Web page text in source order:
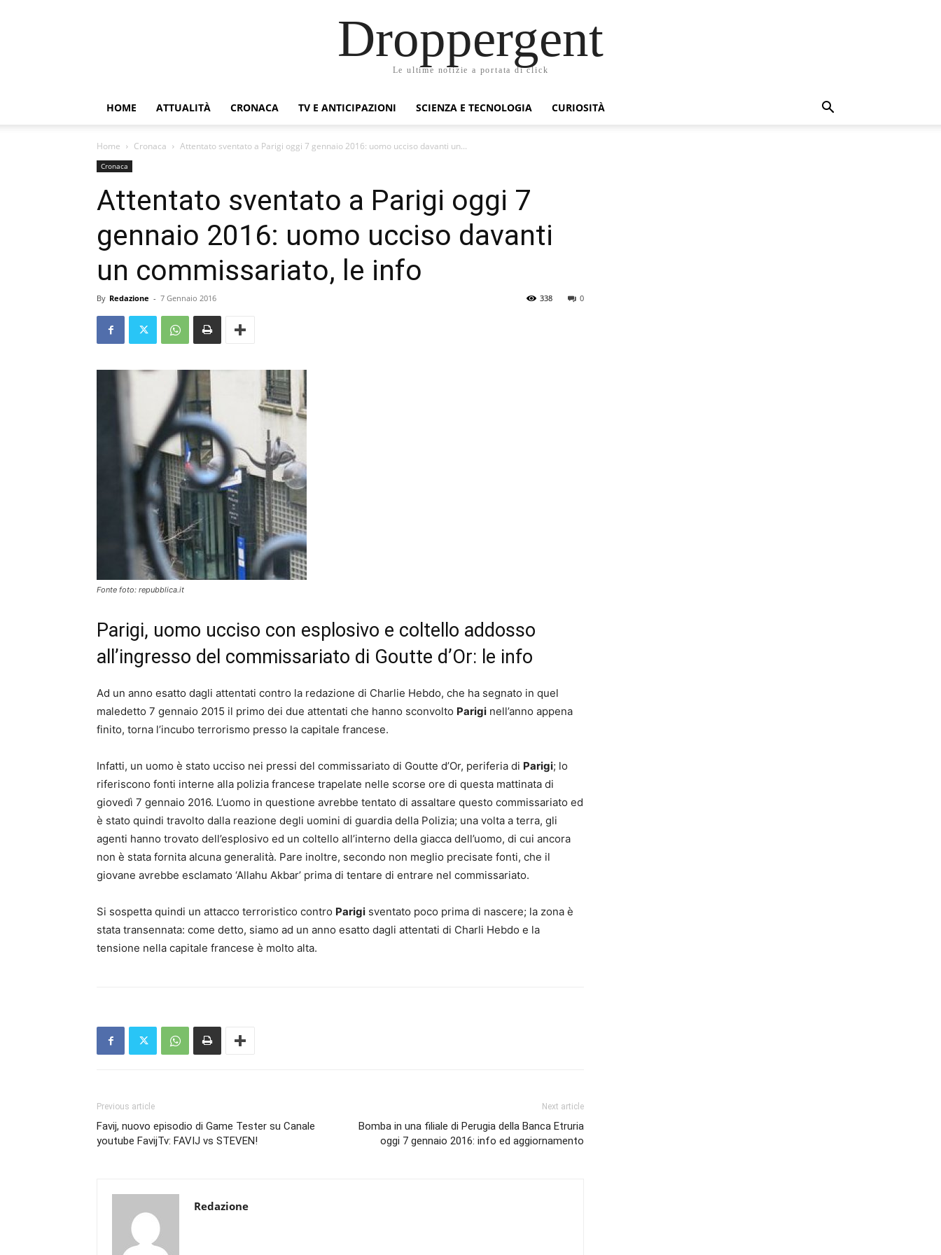
Droppergent
Le ultime notizie a portata di click
HOME ATTUALITÀ CRONACA TV E ANTICIPAZIONI SCIENZA E TECNOLOGIA CURIOSITÀ
Home Cronaca Attentato sventato a Parigi oggi 7 gennaio 2016: uomo ucciso davanti un...
Cronaca
Attentato sventato a Parigi oggi 7
gennaio 2016: uomo ucciso davanti
un commissariato, le info
By Redazione - 7 Gennaio 2016 0
338
Fonte foto: repubblica.it
Parigi, uomo ucciso con esplosivo e coltello addosso
all’ingresso del commissariato di Goutte d’Or: le info
Ad un anno esatto dagli attentati contro la redazione di Charlie Hebdo, che ha segnato in quel
maledetto 7 gennaio 2015 il primo dei due attentati che hanno sconvolto Parigi nell’anno appena
finito, torna l’incubo terrorismo presso la capitale francese.
Infatti, un uomo è stato ucciso nei pressi del commissariato di Goutte d’Or, periferia di Parigi; lo
riferiscono fonti interne alla polizia francese trapelate nelle scorse ore di questa mattinata di
giovedì 7 gennaio 2016. L’uomo in questione avrebbe tentato di assaltare questo commissariato ed
è stato quindi travolto dalla reazione degli uomini di guardia della Polizia; una volta a terra, gli
agenti hanno trovato dell’esplosivo ed un coltello all’interno della giacca dell’uomo, di cui ancora
non è stata fornita alcuna generalità. Pare inoltre, secondo non meglio precisate fonti, che il
giovane avrebbe esclamato ‘Allahu Akbar’ prima di tentare di entrare nel commissariato.
Si sospetta quindi un attacco terroristico contro Parigi sventato poco prima di nascere; la zona è
stata transennata: come detto, siamo ad un anno esatto dagli attentati di Charli Hebdo e la
tensione nella capitale francese è molto alta.
Previous article
Favij, nuovo episodio di Game Tester su Canale
youtube FavijTv: FAVIJ vs STEVEN!
Next article
Bomba in una filiale di Perugia della Banca Etruria
oggi 7 gennaio 2016: info ed aggiornamento
Redazione